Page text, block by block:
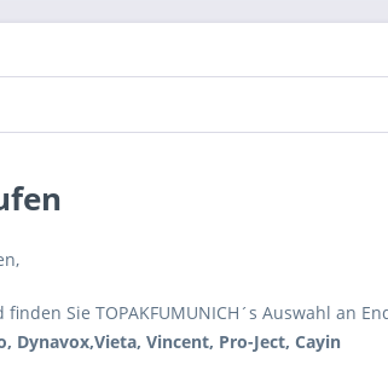
finden Sie TOPAKFUMUNICH´s Auswahl an
Dynavox,Vieta, Vincent, Pro-Ject, Cayin